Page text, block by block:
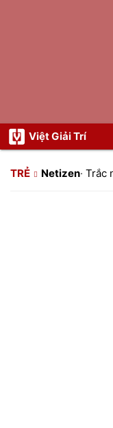
Việt Giải Trí
TRẺ Netizen· Trắc